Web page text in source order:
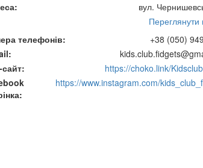
вул.
Переглянути
телефонів
+38 (050)
https://choko.link/
https://www.instagram.com/